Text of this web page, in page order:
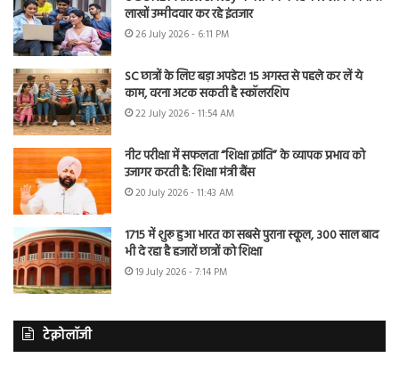
लाखों उम्मीदवार कर रहे इंतजार
26 July 2026 - 6:11 PM
SC छात्रों के लिए बड़ा अपडेट! 15 अगस्त से पहले कर लें ये
काम, वरना अटक सकती है स्कॉलरशिप
22 July 2026 - 11:54 AM
नीट परीक्षा में सफलता “शिक्षा क्रांति” के व्यापक प्रभाव को
उजागर करती है: शिक्षा मंत्री बैंस
20 July 2026 - 11:43 AM
1715 में शुरू हुआ भारत का सबसे पुराना स्कूल, 300 साल बाद
भी दे रहा है हजारों छात्रों को शिक्षा
19 July 2026 - 7:14 PM
टेक्नोलॉजी